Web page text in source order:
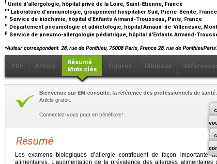
Unité d’allergologie, hôpital privé de la Loire, Saint-Étienne, France
m Laboratoire d’immunologie, groupement hospitalier Sud, Pierre-Bénite,
n Service de biochimie, hôpital d’Enfants Armand-Trousseau, Paris, France
o Département pneumologie et addictologie, hôpital Arnaud-de-Villeneuve,
p Service de pneumo-allergologie pédiatrique, hôpital d’Enfants Armand-
⁎Auteur correspondant. 28, rue de Ponthieu, 75008 Paris, France.28, rue de
PDF Article
Résumé
Mots clés
Figures Tableaux
Bienvenue sur EM-consulte, la référence des professionnels de santé.
Article gratuit.
Connectez-vous pour en bénéficier!
Résumé
Les examens biologiques d’allergie contribuent de façon importante
alimentaires. L’augmentation de la prévalence des allergies